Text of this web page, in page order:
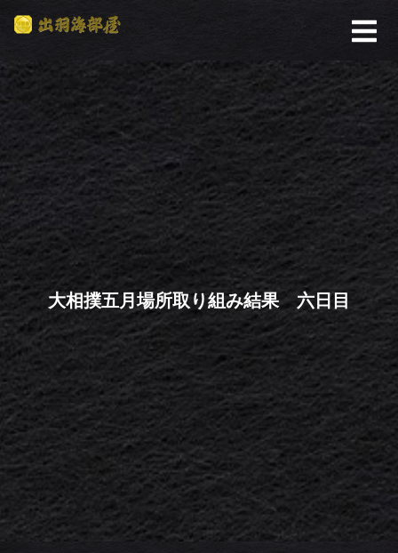
大相撲五月場所取り組み結果 六日目